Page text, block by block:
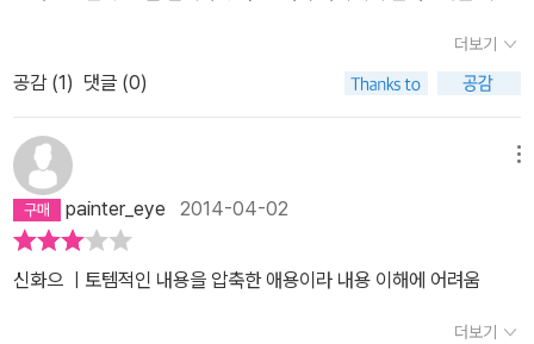
다. 의외로 아이들이 읽을 수 있는 단군신화에 대한 책이 많이 없었다.
많이 아쉬운 부분이었다. 그래도 출간된 책 중에는 이 책이 가장 나은
것 같다. 그림도 사실적이면서 색감이 풍부해서 좋은 것 같고, 이야기
도 잘 정리가 되어 있어 아이가 이해하기 편한 것 같다.내용이 어떻게
보면 현실에서 일어날 수 없는 것처럼 느껴질 수 있지만 실질적으로
는 신화가 가지는 의미를 아이에게 전달하는 것이 중요하다. 물론 이
책에 등장하는 단군이 우리 시조라는 것에 대해서는 학계에서는 어느
정도 인정하고 있는 입장이다.아이들이 비주얼에 익숙하고 외국 문물
에 빠르게 적응하다보니 우리의 역사에 대해서는 자연히 멀어지는 경
더보기
공감 (1) 댓글 (0)
painter_eye 2014-04-02
신화으 ㅣ토템적인 내용을 압축한 애용이라 내용 이해에 어려움
더보기